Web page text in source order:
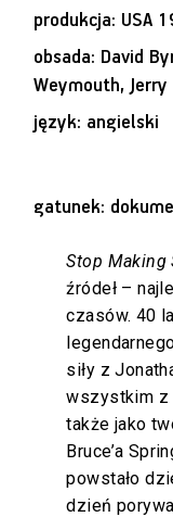
produkcja: USA
obsada: David
Weymouth, Jerry
język: angielski
gatunek:
Stop Making
źródeł –
czasów. 40
siły z
wszystkim z
także jako
Bruce’a
powstało
dzień